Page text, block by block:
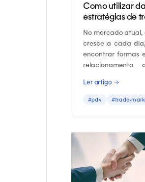
Como utilizar
estratégias de
No mercado
cresce a cada
encontrar formas
Ler artigo →
#pdv #trade-